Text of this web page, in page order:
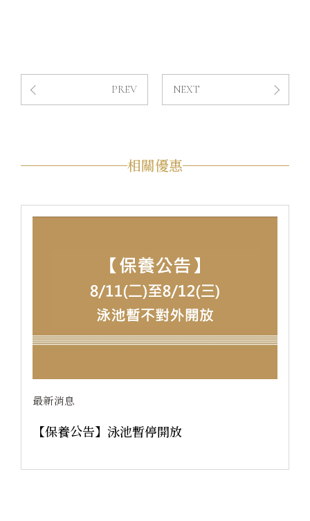
PREV NEXT
相關優惠
2026.08.01
冷泉散步 ⬬° 夏日紀行｜ 涼涼踅蘇澳